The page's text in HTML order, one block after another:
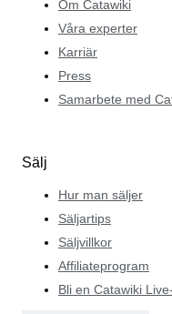
Om Catawiki
Våra experter
Karriär
Press
Samarbete med
Sälj
Hur man säljer
Säljartips
Säljvillkor
Affiliateprogram
Bli en Catawiki